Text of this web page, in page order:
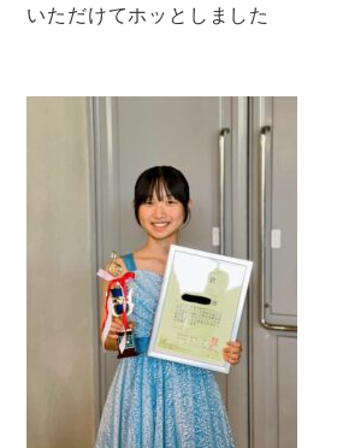
いただけてホッとしました